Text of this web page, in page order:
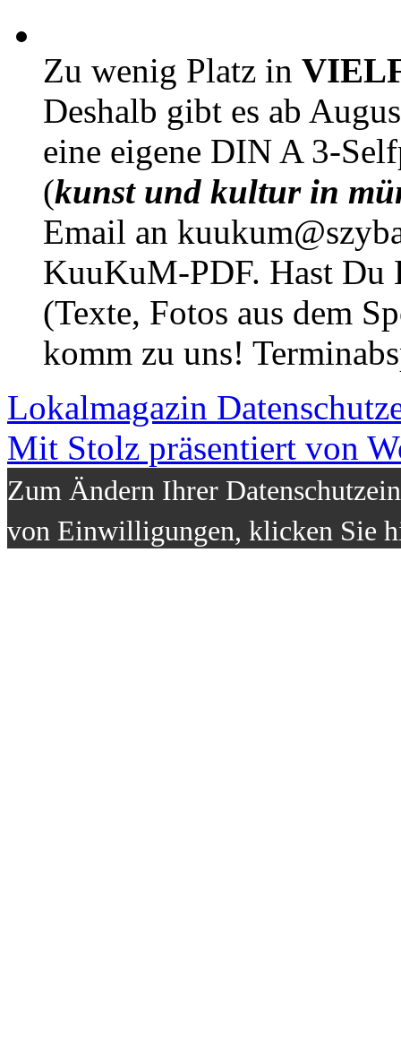
Zu wenig Platz in
Deshalb gibt es ab
eine eigene DIN A 3-
(kunst und kultur in
Email an
KuuKuM-PDF. Hast Du
(Texte, Fotos aus dem
komm zu uns!
Lokalmagazin
Mit Stolz präsentiert von
Zum Ändern Ihrer
von Einwilligungen, klicken Sie